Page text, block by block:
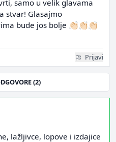
samo u velik glavama
stvar! Glasajmo
bude jos bolje 👏🏻👏🏻👏🏻
Prijavi
(2)
lažljivce, lopove i izdajice